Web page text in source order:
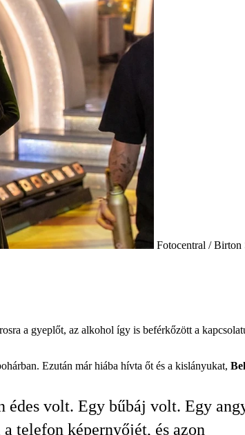
Fotocentral / Birton
a gyeplőt, az alkohol így is beférkőzött a
Ezután már hiába hívta őt és a kislányukat,
édes volt. Egy bűbáj volt. Egy
telefon képernyőjét, és azon